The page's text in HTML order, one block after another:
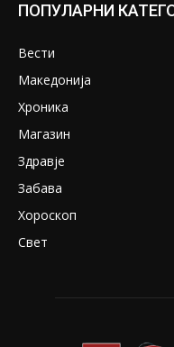
ПОПУЛАРНИ
Вести
Македонија
Хроника
Магазин
Здравје
Забава
Хороскоп
Свет